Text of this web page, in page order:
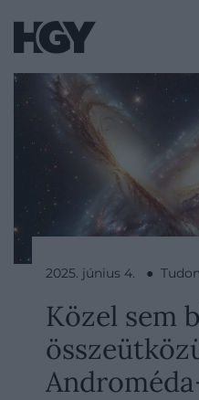
2025. június 4. ●
Közel sem